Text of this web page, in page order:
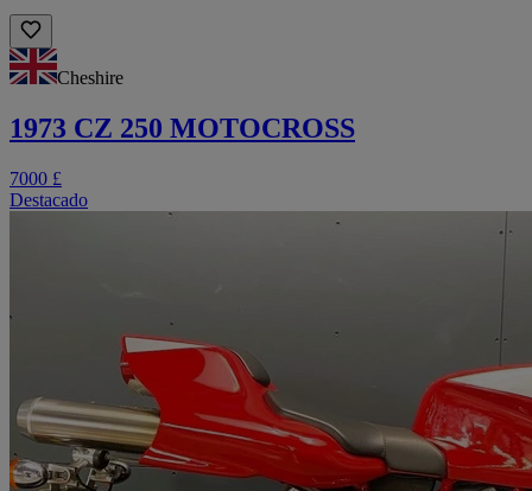
Cheshire
1973 CZ 250 MOTOCROSS
7000 £
Destacado